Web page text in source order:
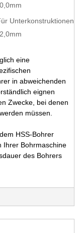
Unterkonstruktionen
eine
in abweichenden
eignen
Zwecke, bei denen
müssen.
HSS-Bohrer
Ihrer Bohrmaschine
des Bohrers